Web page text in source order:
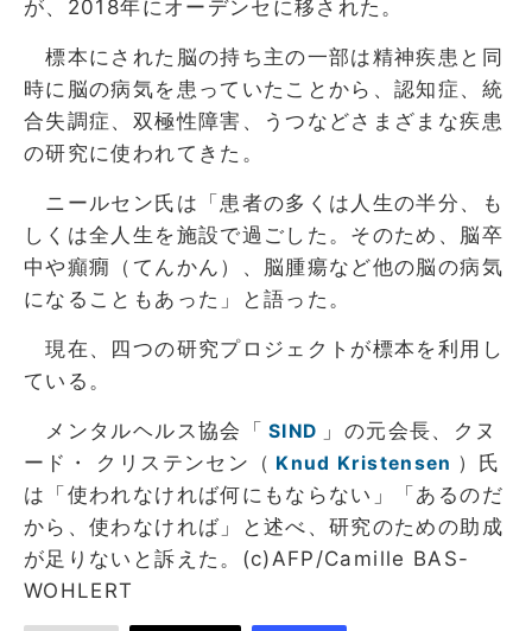
が、2018年にオーデンセに移された。
標本にされた脳の持ち主の一部は精神疾患と同
時に脳の病気を患っていたことから、認知症、統
合失調症、双極性障害、うつなどさまざまな疾患
の研究に使われてきた。
ニールセン氏は「患者の多くは人生の半分、も
しくは全人生を施設で過ごした。そのため、脳卒
中や癲癇（てんかん）、脳腫瘍など他の脳の病気
になることもあった」と語った。
現在、四つの研究プロジェクトが標本を利用し
ている。
メンタルヘルス協会「 SIND 」の元会長、クヌ
ード・ クリステンセン（ Knud Kristensen ）氏
は「使われなければ何にもならない」「あるのだ
から、使わなければ」と述べ、研究のための助成
が足りないと訴えた。(c)AFP/Camille BAS-
WOHLERT